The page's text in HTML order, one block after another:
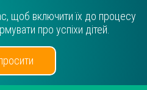
щоб включити їх до процесу
про успіхи дітей.